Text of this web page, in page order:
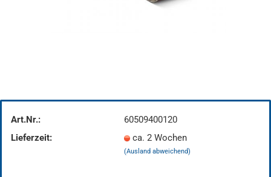
Art.Nr.:
60509400120
Lieferzeit:
ca. 2 Wochen
(Ausland abweichend)